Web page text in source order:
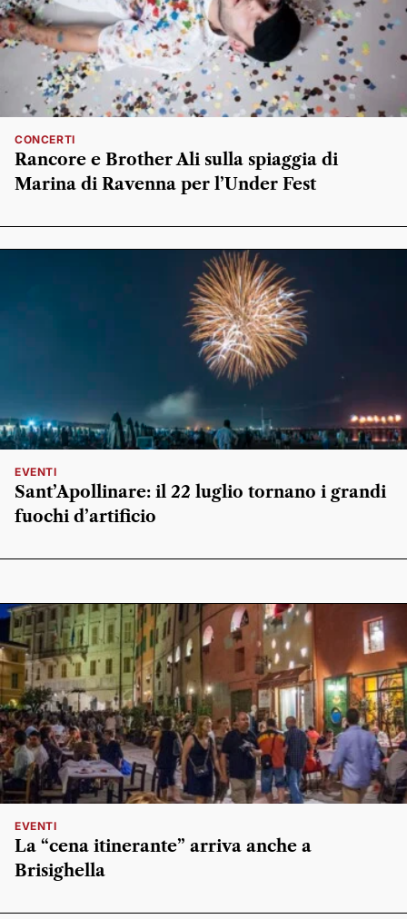
CONCERTI
Rancore e Brother Ali sulla spiaggia di
Marina di Ravenna per l’Under Fest
EVENTI
Sant’Apollinare: il 22 luglio tornano i grandi
fuochi d’artificio
EVENTI
La “cena itinerante” arriva anche a
Brisighella